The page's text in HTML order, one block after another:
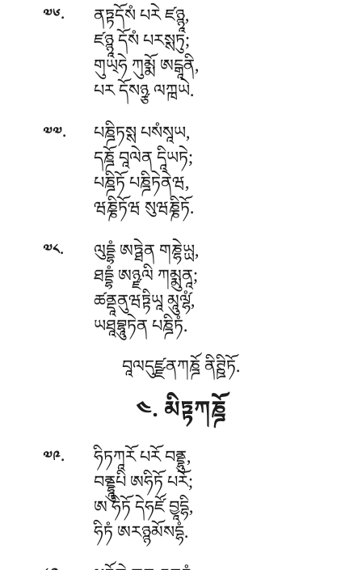
༧༦. ནཏྟདོསཾ པརེ ཛཉྙཱ,
ཛཉྙཱ དོསཾ པརསྶཏུ;
གུཡ྄ཧེཀུམྨོ ཨངྒཱནི,
པར དོསཉྩ ལཀྑཡེ.
༧༧. པཎྜིཏསྶ པསཾསཱཡ,
དཎྜོ བཱལེན དཱིཡཏེ;
པཎྜིཏོ པཎྜིཏེནེཝ,
ཝཎྞིཏོཝ སུཝཎྞིཏོ.
༧༨. ལུདྡྷཾ ཨཏྠེན གཎྷེཡྻ,
ཐདྡྷཾ ཨཉྫལི ཀམྨུནཱ;
ཚནྡཱནུཝཏྟིཡཱ མཱུལ༹ྷཾ,
ཡཐཱབྷཱུཏེན པཎྜིཏཾ.
བཱལདུཛྫནཀཎྜོ ནིཊྛིཏོ.
༤. མིཏྟཀཎྜོ
༧༩. ཧིཏཀཱརོ པརོ བནྡྷུ,
བནྡྷཱུཔི ཨཧིཏོ པརོ;
ཨ ཧིཏོ དེཧཛོ བྱཱདྷི,
ཧིཏཾ ཨརཉྙམོསདྷཾ.